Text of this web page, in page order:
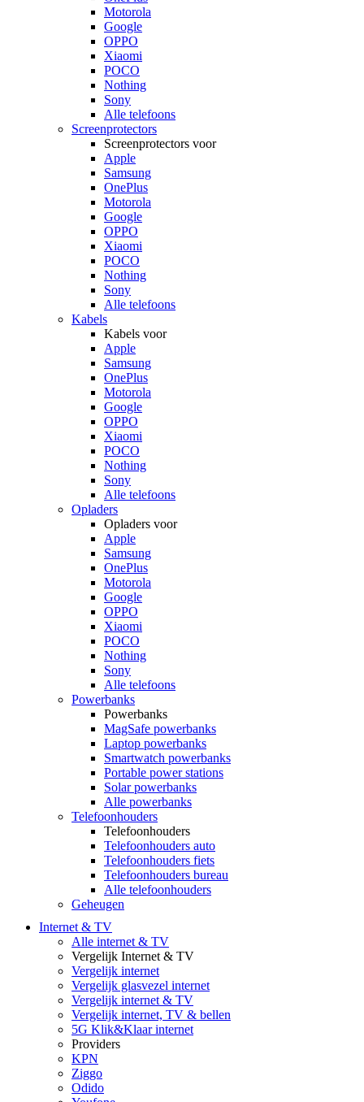
Motorola
Google
OPPO
Xiaomi
POCO
Nothing
Sony
Alle telefoons
Screenprotectors
Screenprotectors voor
Apple
Samsung
OnePlus
Motorola
Google
OPPO
Xiaomi
POCO
Nothing
Sony
Alle telefoons
Kabels
Kabels voor
Apple
Samsung
OnePlus
Motorola
Google
OPPO
Xiaomi
POCO
Nothing
Sony
Alle telefoons
Opladers
Opladers voor
Apple
Samsung
OnePlus
Motorola
Google
OPPO
Xiaomi
POCO
Nothing
Sony
Alle telefoons
Powerbanks
Powerbanks
MagSafe powerbanks
Laptop powerbanks
Smartwatch powerbanks
Portable power stations
Solar powerbanks
Alle powerbanks
Telefoonhouders
Telefoonhouders
Telefoonhouders auto
Telefoonhouders fiets
Telefoonhouders bureau
Alle telefoonhouders
Geheugen
Internet & TV
Alle internet & TV
Vergelijk Internet & TV
Vergelijk internet
Vergelijk glasvezel internet
Vergelijk internet & TV
Vergelijk internet, TV & bellen
5G Klik&Klaar internet
Providers
KPN
Ziggo
Odido